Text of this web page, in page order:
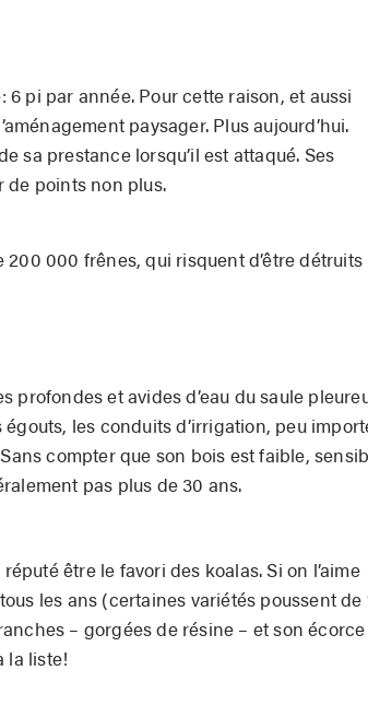
6 pi par année. Pour cette raison, et aussi
nagement paysager. Plusaujourd’hui.
sa prestance lorsqu’il est attaqué. Ses
de points non plus.
000 frênes, qui risquent d’être détruits
profondes et avides d’eau du saule
les conduits d’irrigation, peu
compter que son bois est faible,
pas plus de 30 ans.
être le favori des koalas. Si on l’aime
les ans (certaines variétés poussent de
– gorgées de résine – et son écorce
la liste!